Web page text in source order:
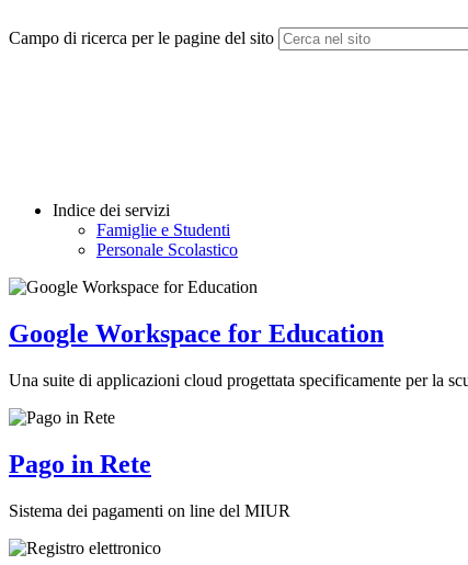
Campo di ricerca per le pagine del sito
Indice dei servizi
Famiglie e Studenti
Personale Scolastico
Google Workspace for Education
Una suite di applicazioni cloud progettata specificamente per la
Pago in Rete
Sistema dei pagamenti on line del MIUR